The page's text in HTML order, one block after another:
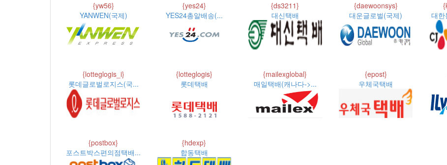
{yw56}
YANWEN(국제)
{yes24}
YES24총알배송(...
{ds3211}
대신택배
{daewoonsys}
대운글로벌(국제)
대한
{lotteglogis_i}
롯데글로벌로지스(국...
{lotteglogis}
롯데택배
{mailexglobal}
매일택배(캐나다->...
{epost}
우체국택배
{postbox}
포스트박스편의점택배...
{hdexp}
합동택배